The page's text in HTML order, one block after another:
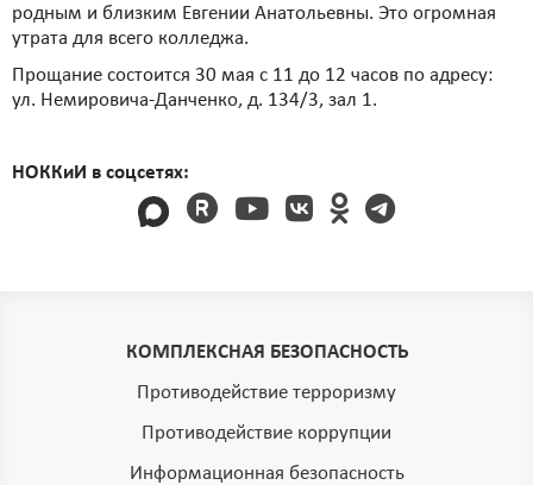
родным и близким Евгении Анатольевны. Это огромная
утрата для всего колледжа.
Прощание состоится 30 мая с 11 до 12 часов по адресу:
ул. Немировича-Данченко, д. 134/3, зал 1.
НОККиИ в соцсетях:
КОМПЛЕКСНАЯ БЕЗОПАСНОСТЬ
Противодействие терроризму
Противодействие коррупции
Информационная безопасность